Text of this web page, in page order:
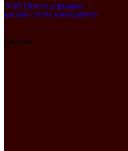
26.09 | После перерыва,
магазин снова начал работу
Реклама